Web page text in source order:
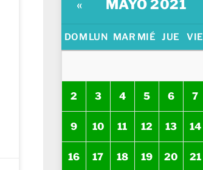
« MAYO 2021
DOM LUN MAR MIÉ JUE VIE
2 3 4 5 6 7
9 10 11 12 13 14
16 17 18 19 20 21